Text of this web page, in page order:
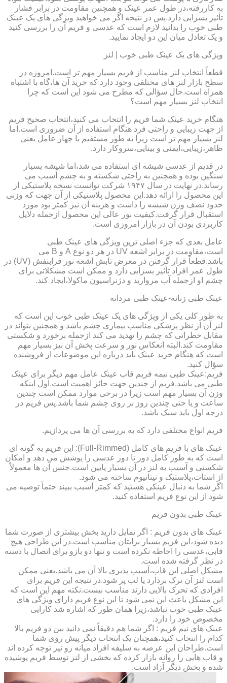
به کاررفته،در طول عمر عینک و همچنین مقاومت در برابر فشار
تأثیر بسزایی دارد.پس در نتیجه اگر می خواهید ویژگی های یک عینک
طبی خوب را بدانید لازم است که عدسی و فریم آن را بررسی کنید
و یک تعادل میان این دو ایجاد نمایید.
ویژگی های یک عینک طبی خوب | لنز
قطعاً انتخاب لنز مناسب از فریم بسیار مهم تر است.امروزه در
سطح بازار لنز های مختلفی وجود دارد که خرید آن ها،گاه با اشتباه
همراه است.حال سؤالی که مطرح می شود این است که چرا
انتخاب لنز بسیار مهم است؟
هنگام خرید عینک شما فریم را انتخاب می کنید،انتخاب صحیح فریم
از جهت زیبایی و راحتی فرد هنگام استفاده از آن ضروری است.اما
لنز بسیار مهم تر است زیرا به طور مستقیم با چهار عامل یعنی
ظاهر،زیبایی،ایمنی و بینایی،سروکار دارد.
در قدیم از عدسی شیشه ای استفاده می شد،اما شیشه بسیار
سنگین بوده و همچنین به راحتی شکسته و به چشم آسیب می
رساند.در نهایت در سال ۱۹۴۷ شرکت توانست نسخه پلاستیکی از
این محصول را ارائه دهد.این محصول پلاستیکی از آن جهت که وزنی
حدود نصف وزن شیشه را داشت و هزینه آن نیز کمتر بود مورد
استقبال قرار گرفت.کیفیت نور عالی این محصول ازجمله دلایل
کاربردی بودن آن در بازار امروزی است.
عامل بعدی که جزء اصلی ترین ویژگی های عینک طبی
است،مقاومت در برابر اشعه UV در هر دو نوع A و B می
باشد.قطعاً قرار گرفتن در معرض تابش اشعه نور فرابنفش (UV) در
طول عمر افراد تأثیر بسزایی دارد و ممکن است مشکلاتی برای
چشم او ازجمله آب مروارید و دژنراسیون ماکولا،ایجاد کند.
عینک طبی زنانه-عینک طبی مردانه
به طور کلی یکی از ویژگی های یک عینک طبی خوب این است که
لنز آن از نظر پزشکی مناسب بیماری چشم باشد و همچنین بتواند در
مقابل خطراتی که چشم را تهدید می کند ازجمله برخورد و شکستی
مقاومت کند.البته انعکاس نور و سرعت پخش آن نیز بسیار مهم
است که هنگام خرید عینک باید درباره این موضوعات از فروشنده
سؤال کنید.
فریم:عینک طبی نیمه فریم قاب عینک عامل مهم دیگر برای عینک
طبی می باشد.فریم از چندین جهت حائز اهمیت است.اول اینکه
وزن آن بسیار مهم است زیرا در برخی موارد ممکن است چندین
ساعت و یا حتی چندین روز بر روی چشم شما باشد.پس فریم در
درجه اول باید سبک باشد.
فریم انواع مختلفی دارد که به بررسی آن ها می پردازیم.
عینک های با فریم های کامل (Full-Rimmed): این فریم به گونه ای
است که به طور کامل دور تا دور عدسی را پوشش می دهد و امکان
شکستی و آسیب به لنز در آن بسیار پایین است.جنس آن ها معمولاً
از استات،پلاستیک و تیتانیوم ساخته می شود.
اگر شما به دنبال عینکی هستید که کمتر آسیب ببیند حتماً توصیه می
شود از این نوع فریم استفاده کنید.
عینک طبی بدون فریم
عینک های بدون فریم : اگر تمایل دارید بخش بیشتری از صورت شما
دیده شود،این فریم بسیار برایتان مناسب است.در این طراحی هیچ
قابی،عدسی را احاطه نکرده است و تنها دو بازو برای اتصال با دسته
در نظر گرفته شده است.
مشکل اصلی این قاب،آسیب پذیری بالا آن می باشد.یعنی ممکن
است لنز آن ترک بردارد یا لب پر شود.در نتیجه این فریم برای
افرادی که تحرک بالایی دارند مناسب نیست.نکته مهم این است که
این مشکل باعث این نمی شود تا این نوع فریم دارای ویژگی های
عینک طبی خوب نباشد،زیرا همان طور که اشاره شد کارایی
مخصوص خود را دارد.
عینک های نیم فریم : اگر شما هم دقیقاً نمی دانید بین دو فریم بالا
کدام را انتخاب کنید،همچنان یک انتخاب دیگر پیش روی شما
است.طراحان این عرصه به سلیقه افراد میانه رو نیز توجه کرده اند
و قاب هایی را روانه بازار کرده که بخشی از لنز توسط فریم پوشیده
شده و بخش دیگر آزاد است.